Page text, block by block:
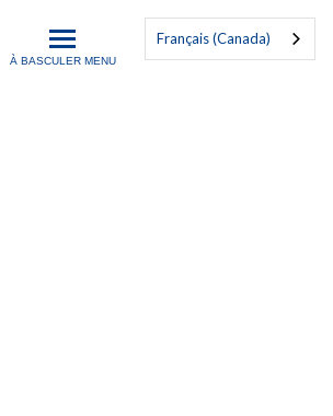
Velocity 360
À BASCULER MENU
Français (Canada)